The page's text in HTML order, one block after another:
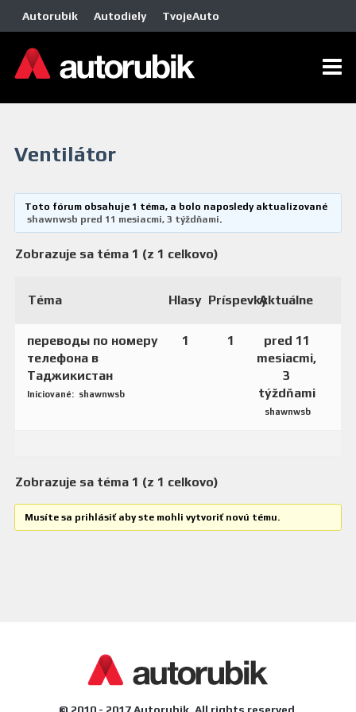
Autorubik Autodiely TvojeAuto
Ventilátor
Toto fórum obsahuje 1 téma, a bolo naposledy aktualizované
shawnwsb pred 11 mesiacmi, 3 týždňami.
Zobrazuje sa téma 1 (z 1 celkovo)
Téma Hlasy PríspevkyAktuálne
переводы по номеру
телефона в
Таджикистан
Iniciované: shawnwsb
1 1
pred 11
mesiacmi,
3
týždňami
shawnwsb
Zobrazuje sa téma 1 (z 1 celkovo)
Musíte sa prihlásiť aby ste mohli vytvoriť novú tému.